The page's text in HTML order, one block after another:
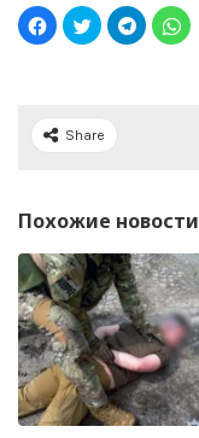
Share
Похожие новости